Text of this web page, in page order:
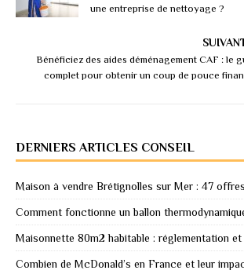
une entreprise de nettoyage ?
Bénéficiez des aides déménagement CAF : le
complet pour obtenir un coup de pouce
DERNIERS ARTICLES CONSEIL
Maison à vendre Brétignolles sur Mer : 47
Comment fonctionne un ballon
Maisonnette 80m2 habitable : réglementation
Combien de McDonald’s en France et leur